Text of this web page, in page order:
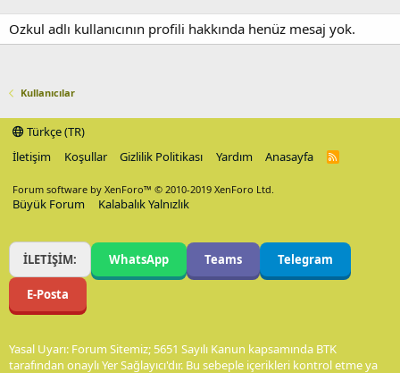
Ozkul adlı kullanıcının profili hakkında henüz mesaj yok.
Kullanıcılar
Türkçe (TR)
İletişim
Koşullar Gizlilik Politikası Yardım Anasayfa
R
Forum software by XenForo™ © 2010-2019 XenForo Ltd.
Büyük Forum Kalabalık Yalnızlık
İLETİŞİM: WhatsApp Teams Telegram
E-Posta
Yasal Uyarı: Forum Sitemiz; 5651 Sayılı Kanun kapsamında BTK
tarafından onaylı Yer Sağlayıcı'dır. Bu sebeple içerikleri kontrol etme ya